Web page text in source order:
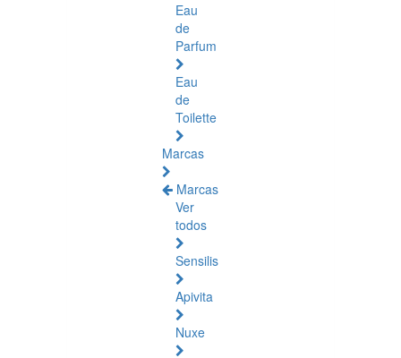
Eau
de
Parfum
Eau
de
Toilette
Marcas
Marcas
Ver
todos
Sensilis
Apivita
Nuxe